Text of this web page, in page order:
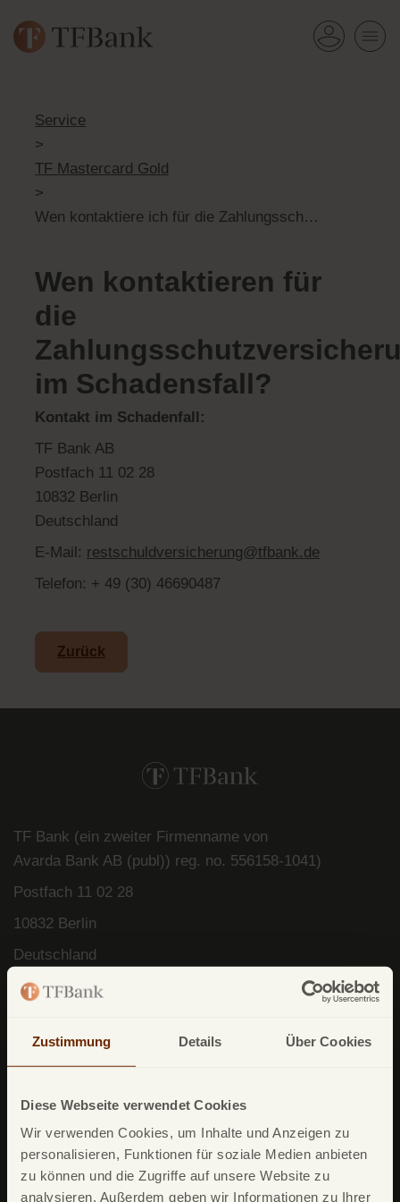
Zustimmung Details Über Cookies
Diese Webseite verwendet Cookies
Wir verwenden Cookies, um Inhalte und Anzeigen zu
personalisieren, Funktionen für soziale Medien anbieten
zu können und die Zugriffe auf unsere Website zu
analysieren. Außerdem geben wir Informationen zu Ihrer
Service
>
TF Mastercard Gold
>
Wen kontaktiere ich für die Zahlungsschutzversicherung im Schadensfall?
Wen kontaktieren für
die
im Schadensfall?
Kontakt im Schadenfall:
TF Bank AB
Postfach 11 02 28
10832 Berlin
Deutschland
E-Mail: restschuldversicherung@tfbank.de
Telefon: + 49 (30) 46690487
Zurück
TF Bank (ein zweiter Firmenname von
Avarda Bank AB (publ)) reg. no. 556158-1041)
Postfach 11 02 28
10832 Berlin
Deutschland
TF Bank Tagesgeld
TF Bank Festgeld